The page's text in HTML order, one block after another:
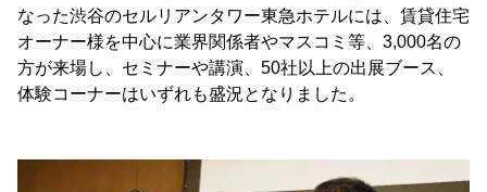
なった渋谷のセルリアンタワー東急ホテルには、賃貸住宅
オーナー様を中心に業界関係者やマスコミ等、3,000名の
方が来場し、セミナーや講演、50社以上の出展ブース、
体験コーナーはいずれも盛況となりました。